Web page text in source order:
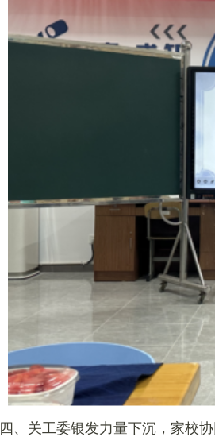
四、关工委银发力量下沉，家校